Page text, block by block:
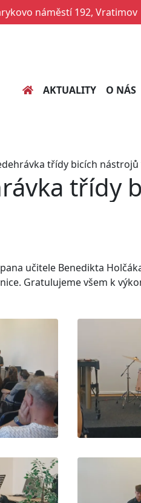
náměstí 192, Vratimov
AKTUALITY O NÁS
třídy bicích
třídy
učitele Benedikta
Gratulujeme všem k